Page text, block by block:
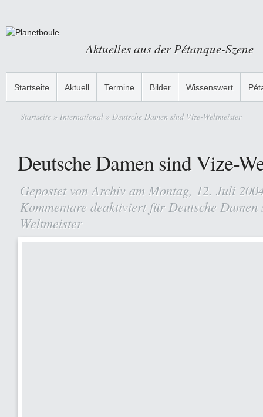
Aktuelles aus der Pétanque-Szene
Startseite Aktuell Termine Bilder Wissenswert
Startseite » International » Deutsche Damen sind Vize-Weltmeister
Deutsche Damen sind Vize-
Gepostet vonArchiv am Montag, 12. Juli
Kommentare deaktiviertfür Deutsche Damen
Weltmeister